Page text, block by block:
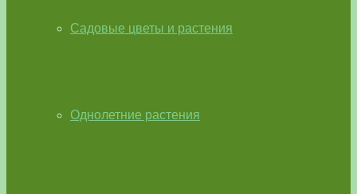
Садовые цветы и растения
Однолетние растения